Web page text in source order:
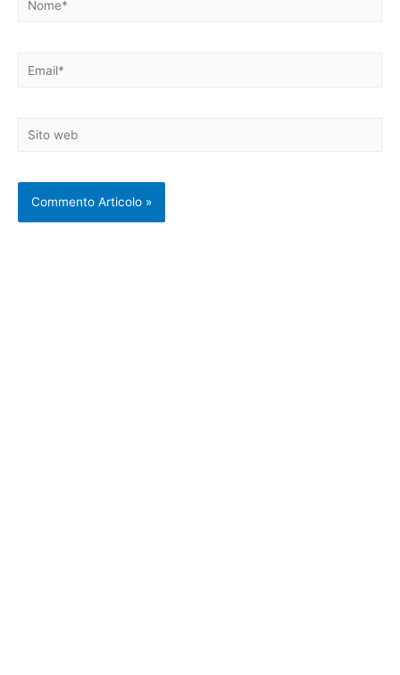
Email*
Sito